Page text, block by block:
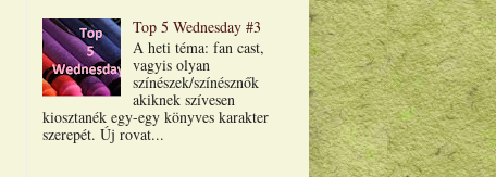
Top 5 Wednesday #3
A heti téma: fan cast,
vagyis olyan
színészek/színésznők
akiknek szívesen
kiosztanék egy-egy könyves karakter
szerepét. Új rovat...